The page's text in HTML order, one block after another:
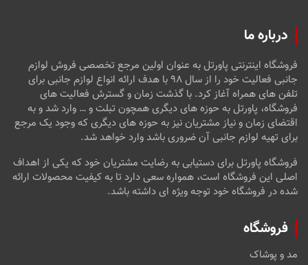
درباره ما
فروشگاه اینترنتی پاورتل به عنوان اولین مرجع تخصصی فروش لوازم
جانبی فعالیت خود را از سال ۹۸ با هدف ارائه انواع لوازم جانبی برای
تلفن های همراه آغاز کرد. با گذشت زمان و گسترش فعالیت های
فروشگاه، پاورتل به حوزه های دیگری همچون تبلت و … وارد شد و به
اقتضای زمان و نیاز مشتریان نیز به حوزه های دیگری که وجود یک مرجع
برای تهیه لوازم جانبی آن ضروری باشد وارد خواهد شد.
فروشگاه پاورتل برای دستیابی به رضایت مشتریان خود که یکی از اهداف
اصلی این فروشگاه است، همواره سعی دارد تا به کیفیت محصولات ارائه
شده در فروشگاه خود توجه ویژه ای داشته باشد.
فروشگاه
مد و پوشاک